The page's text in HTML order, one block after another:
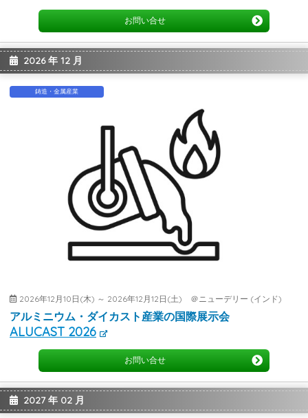
お問い合せ
2026 年 12 月
鋳造・金属産業
2026年12月10日(木) ～ 2026年12月12日(土) ＠ニューデリー (インド)
アルミニウム・ダイカスト産業の国際展示会
ALUCAST 2026
お問い合せ
2027 年 02 月